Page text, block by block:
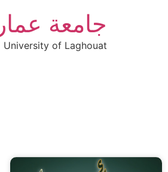
جامعة
of Laghouat